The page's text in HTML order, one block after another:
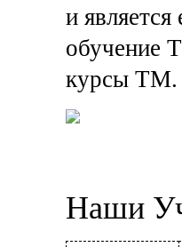
и
обучение
курсы ТМ.
Наши